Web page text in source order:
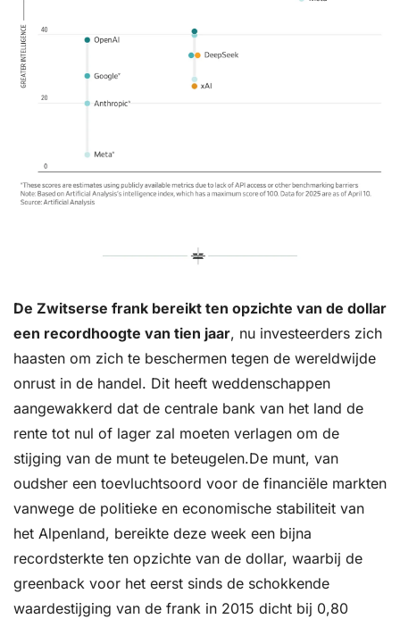
De Zwitserse frank bereikt ten opzichte van de dollar
een recordhoogte van tien jaar, nu investeerders zich
haasten om zich te beschermen tegen de wereldwijde
onrust in de handel. Dit heeft weddenschappen
aangewakkerd dat de centrale bank van het land de
rente tot nul of lager zal moeten verlagen om de
stijging van de munt te beteugelen.De munt, van
oudsher een toevluchtsoord voor de financiële markten
vanwege de politieke en economische stabiliteit van
het Alpenland, bereikte deze week een bijna
recordsterkte ten opzichte van de dollar, waarbij de
greenback voor het eerst sinds de schokkende
waardestijging van de frank in 2015 dicht bij 0,80